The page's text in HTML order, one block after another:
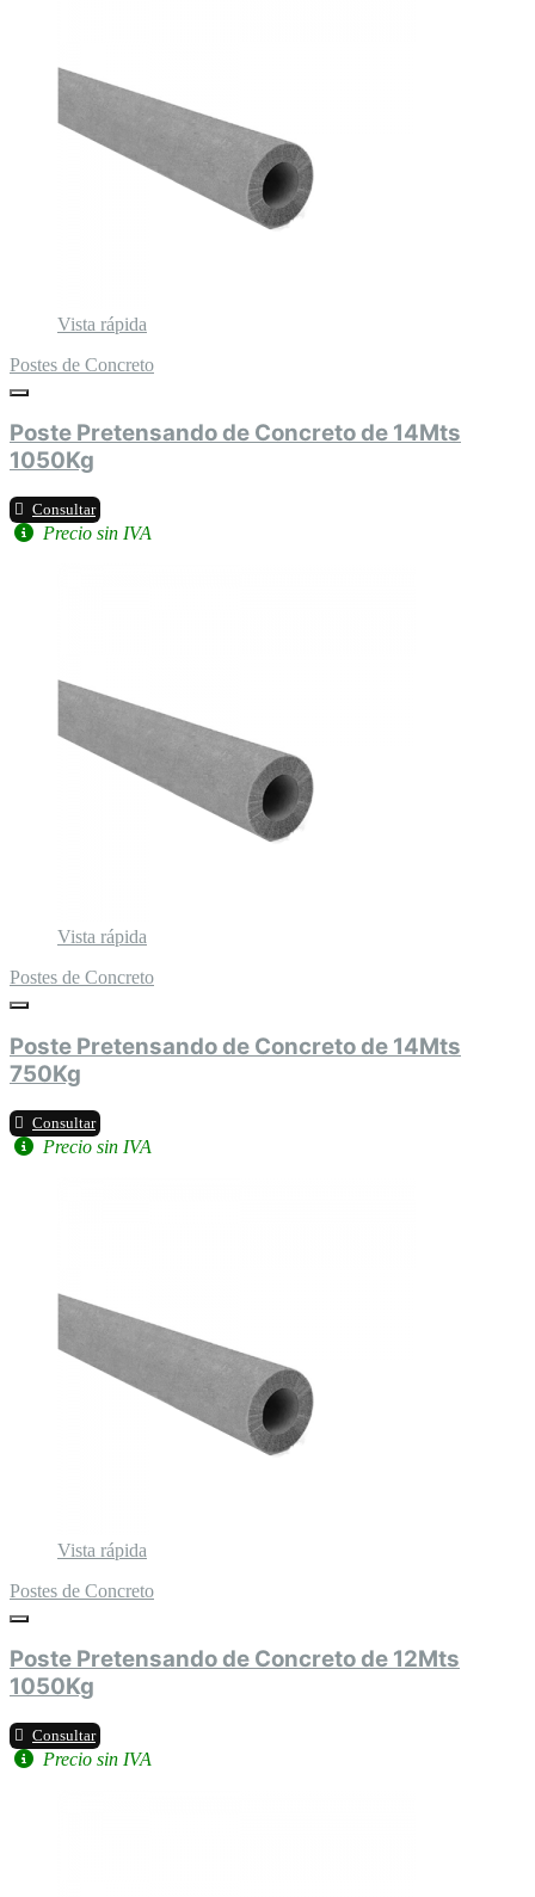
Vista rápida
Postes de Concreto
Poste Pretensando de Concreto de 14Mts
1050Kg
Consultar
Precio sin IVA
Vista rápida
Postes de Concreto
Poste Pretensando de Concreto de 14Mts
750Kg
Consultar
Precio sin IVA
Vista rápida
Postes de Concreto
Poste Pretensando de Concreto de 12Mts
1050Kg
Consultar
Precio sin IVA